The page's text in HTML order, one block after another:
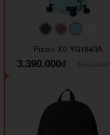
#40454a#b76e79
#9ad8e7
Pisani X9 YG1849A
3.390.000₫